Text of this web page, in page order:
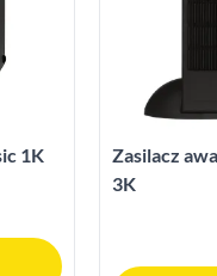
1K
Zasilacz
3K